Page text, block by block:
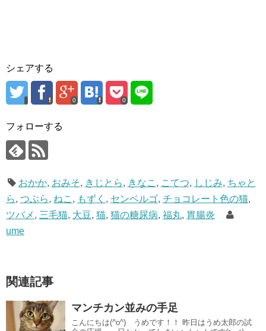
シェアする
0 0
フォローする
おかか, おみそ, きじとら, きなこ , こてつ, しじみ, ちゃと
ら, つぶら, ねこ , もずく , センベルゴ, チョコレート色の猫,
ツバメ , 三毛猫, 大豆, 猫, 猫の糖尿病, 福丸, 胃腸炎
ume
関連記事
マンチカン並みの手足
こんにちは(^o^) うめです！！ 昨日はうめ太郎の試